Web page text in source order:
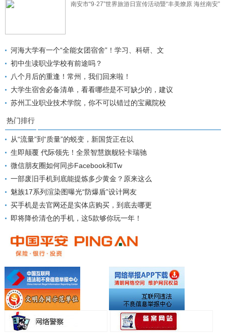
南安市“9·27”世界旅游日宣传活动暨“丰美燎原 海丝南安”
河海大学有一个“全能女团宿舍”！学习、科研、文
初中生读职业学校有前途吗？
八个月后的重逢！常州，我们回来啦！
大学生宿舍必备清单，看看哪些是不可缺少的，建议
苏州工业职业技术学院，你不可以错过的宝藏院校
热门排行
从“流量”到“质量”的蜕变，新国货正在以
生即颠覆 代际领先！全景智慧旗舰轻卡瑞驰
微信朋友圈如何同步Facebook和Tw
一部废旧手机到底能提炼多少黄金？原来这么
魅族17系列渲染图曝光“防爆盾”设计网友
买手机是去官网还是实体店购买，到底去哪更
即将降价清仓的手机，这5款够你玩一年！